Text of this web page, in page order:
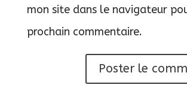
mon site dans le navigateur
prochain commentaire.